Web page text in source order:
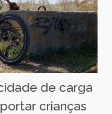
de carga
crianças